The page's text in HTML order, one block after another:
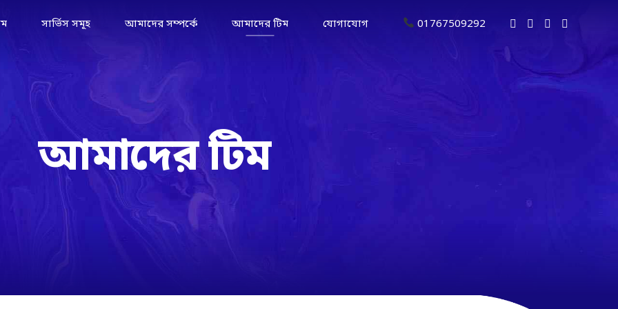
সার্ভিস সমূহ আমাদের সম্পর্কে আমাদের টিম যোগাযোগ 01767509292
আমাদের টিম